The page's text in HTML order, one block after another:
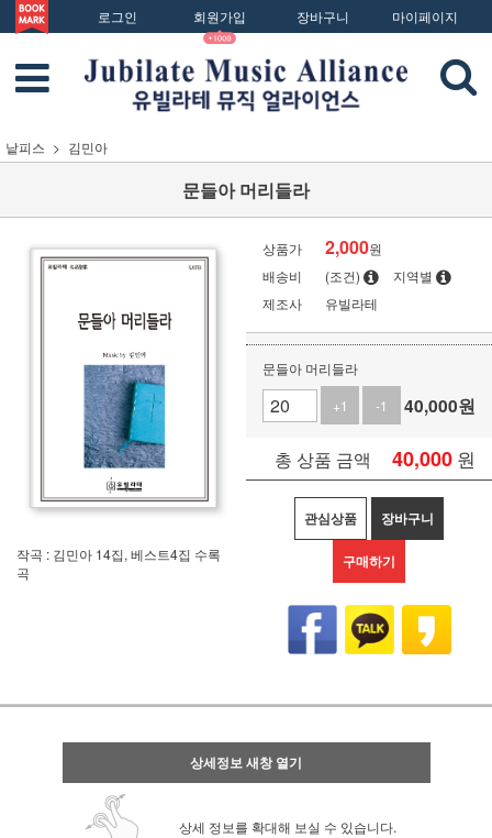
로그인 회원가입 장바구니 마이페이지
낱피스 김민아
문들아 머리들라
작곡 : 김민아 14집, 베스트4집 수록
곡
상품가 2,000원
배송비
(조건)
지역별
제조사
유빌라테
문들아 머리들라
+1
-1 40,000원
총 상품 금액 40,000 원
관심상품 장바구니
구매하기
상세정보 새창 열기
상세 정보를 확대해 보실 수 있습니다.